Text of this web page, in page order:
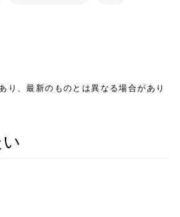
り、最新のものとは異なる場合があり